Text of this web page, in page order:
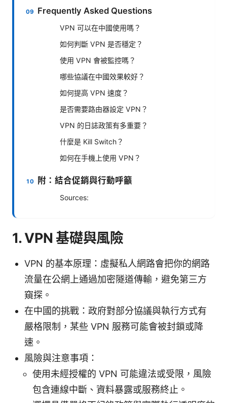
Frequently Asked Questions
VPN 可以在中國使用嗎？
如何判斷 VPN 是否穩定？
使用 VPN 會被監控嗎？
哪些協議在中國效果較好？
如何提高 VPN 速度？
是否需要路由器設定 VPN？
VPN 的日誌政策有多重要？
什麼是 Kill Switch？
如何在手機上使用 VPN？
附：結合促銷與行動呼籲
Sources:
1. VPN 基礎與風險
VPN 的基本原理：虛擬私人網路會把你的網路
流量在公網上通過加密隧道傳輸，避免第三方
窺探。
在中國的挑戰：政府對部分協議與執行方式有
嚴格限制，某些 VPN 服務可能會被封鎖或降
速。
風險與注意事項：
使用未經授權的 VPN 可能違法或受限，風險
包含連線中斷、資料暴露或服務終止。